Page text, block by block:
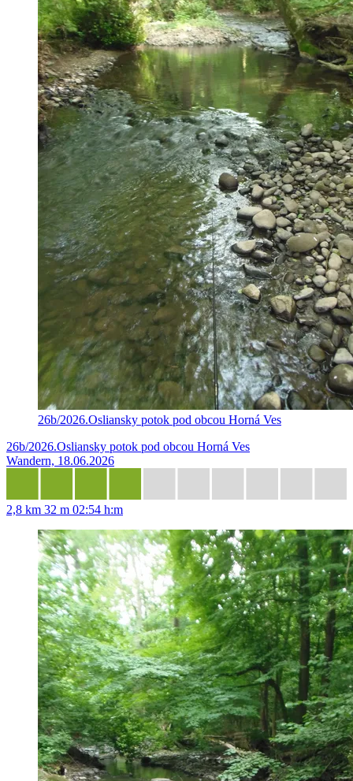
26b/2026.Osliansky potok pod obcou Horná Ves
26b/2026.Osliansky potok pod obcou Horná Ves
Wandern, 18.06.2026
2,8 km 32 m 02:54 h:m